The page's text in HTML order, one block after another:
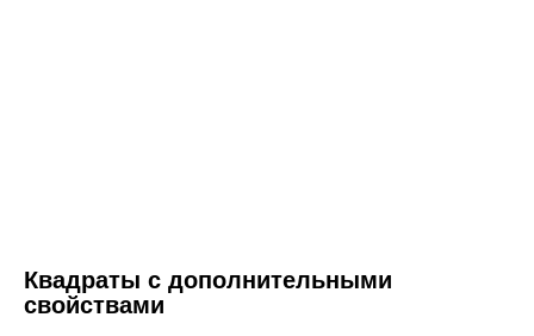
Квадраты с дополнительными
свойствами